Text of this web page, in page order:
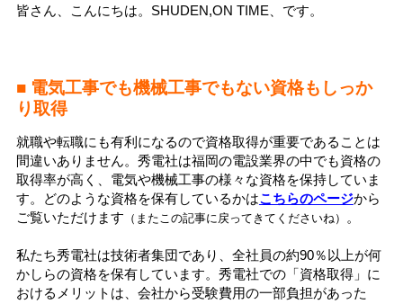
皆さん、こんにちは。SHUDEN,ON TIME、です。
■ 電気工事でも機械工事でもない資格もしっか
り取得
就職や転職にも有利になるので資格取得が重要であることは
間違いありません。秀電社は福岡の電設業界の中でも資格の
取得率が高く、電気や機械工事の様々な資格を保持していま
す。どのような資格を保有しているかはこちらのページから
ご覧いただけます （またこの記事に戻ってきてくださいね） 。
私たち秀電社は技術者集団であり、全社員の約90％以上が何
かしらの資格を保有しています。秀電社での「資格取得」に
おけるメリットは、会社から受験費用の一部負担があった